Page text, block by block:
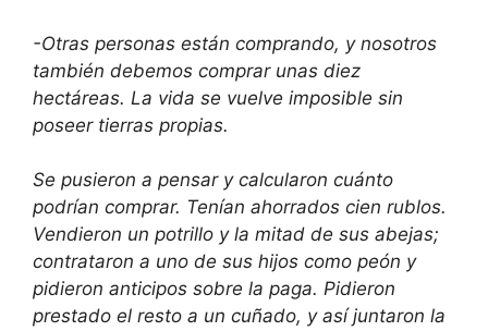
-Otras personas están comprando, y nosotros
también debemos comprar unas diez
hectáreas. La vida se vuelve imposible sin
poseer tierras propias.
Se pusieron a pensar y calcularon cuánto
podrían comprar. Tenían ahorrados cien rublos.
Vendieron un potrillo y la mitad de sus abejas;
contrataron a uno de sus hijos como peón y
pidieron anticipos sobre la paga. Pidieron
prestado el resto a un cuñado, y así juntaron la